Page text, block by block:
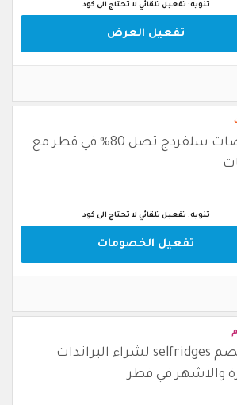
تنويه: تفعيل تلقائي لا تحتاج الى كود
تفعيل العرض
تخفيضات سلفردج تصل 80% في قطر مع
تنويه: تفعيل تلقائي لا تحتاج الى كود
تفعيل الخصومات
كود خصم selfridges لشراء البراندات
والاشهر في قطر